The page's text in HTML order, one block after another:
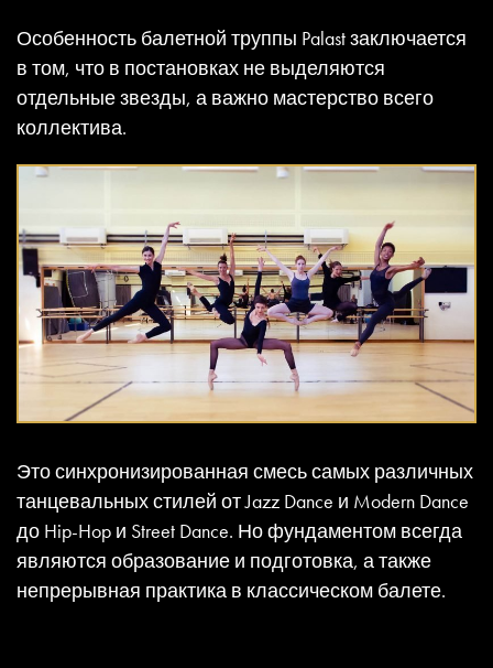
Особенность балетной труппы Palast заключается
в том, что в постановках не выделяются
отдельные звезды, а важно мастерство всего
коллектива.
Это синхронизированная смесь самых различных
танцевальных стилей от Jazz Dance и Modern Dance
до Hip-Hop и Street Dance. Но фундаментом всегда
являются образование и подготовка, а также
непрерывная практика в классическом балете.